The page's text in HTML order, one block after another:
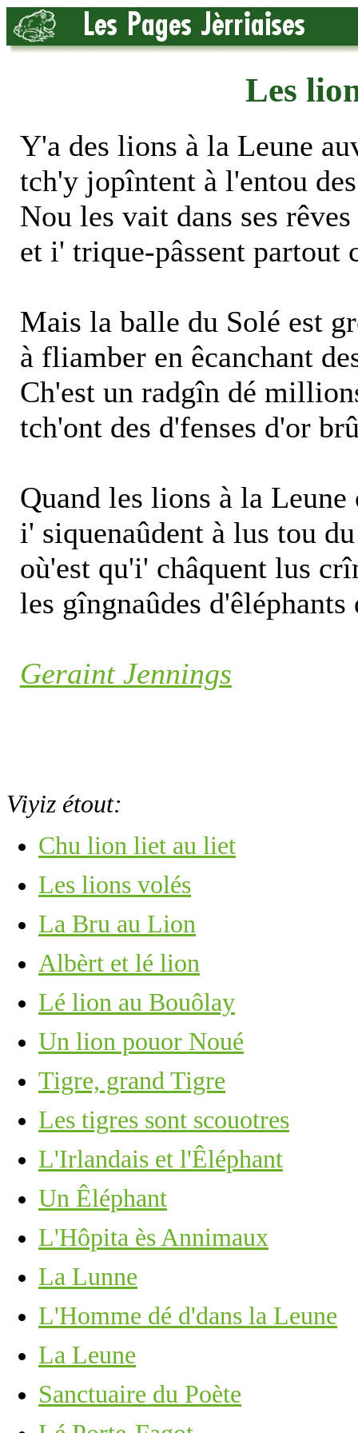
Les
Y'a des lions à la Leune
tch'y jopîntent à l'entou
Nou les vait dans ses
et i' trique-pâssent partout
Mais la balle du Solé est
à fliamber en êcanchant
Ch'est un radgîn dé
tch'ont des d'fenses d'or
Quand les lions à la
i' siquenaûdent à lus tou
où'est qu'i' châquent lus
les gîngnaûdes d'êléphants
Geraint Jennings
Viyiz étout:
Chu lion liet au liet
Les lions volés
La Bru au Lion
Albèrt et lé lion
Lé lion au Bouôlay
Un lion pouor Noué
Tigre, grand Tigre
Les tigres sont scouotres
L'Irlandais et l'Êléphant
Un Êléphant
L'Hôpita ès Annimaux
La Lunne
L'Homme dé d'dans la Leune
La Leune
Sanctuaire du Poète